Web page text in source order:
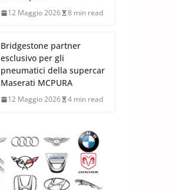
12 Maggio 2026 8 min read
Bridgestone partner
esclusivo per gli
pneumatici della supercar
Maserati MCPURA
12 Maggio 2026 4 min read